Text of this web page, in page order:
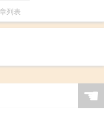
列表
☚